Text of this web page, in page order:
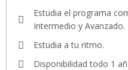
Estudia el programa
Intermedio y Avanzado.
Estudia a tu ritmo.
Disponibilidad todo 1